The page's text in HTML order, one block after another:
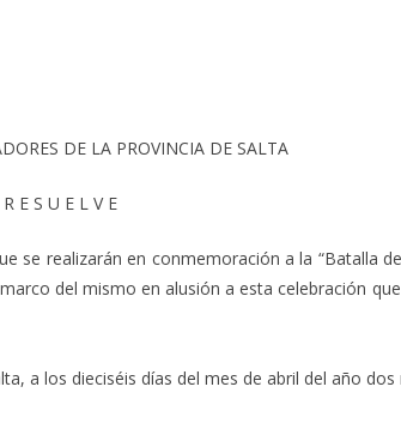
DE LA PROVINCIA DE SALTA
R E S U E L V E
se realizarán en conmemoración a la “Batalla
del mismo en alusión a esta celebración
a los dieciséis días del mes de abril del año dos